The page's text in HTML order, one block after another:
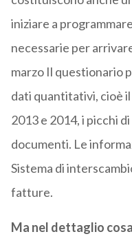
iniziare a
necessarie per
marzo Il questionario
dati quantitativi, cioè
2013 e 2014, i picchi
documenti. Le
Sistema di
fatture.
Ma nel dettaglio